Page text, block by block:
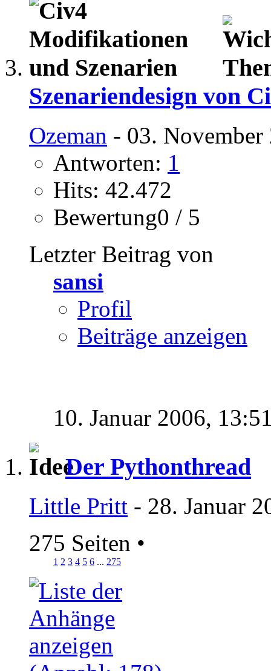
Szenariendesign von
Ozeman - 03.
Antworten: 1
Hits: 42.472
Bewertung0 / 5
Letzter Beitrag von
sansi
Profil
Beiträge anzeigen
10. Januar 2006,
Der Pythonthread
Little Pritt - 28. Januar
275 Seiten •
1 2 3 4 5 6 ... 275